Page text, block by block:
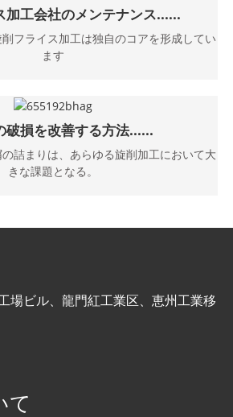
加工会社のメンテナンス......
フライス加工は独自のコアを形成してい
ます
破損を改善する方法......
詰まりは、あらゆる旋削加工において大
きな課題となる。
場ビル、龍門紅工業区、恵州工業移
て